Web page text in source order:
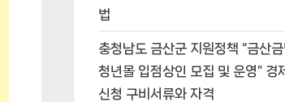
법
충청남도 금산군 지원정책 “금산
청년몰 입점상인 모집 및 운영” 경
신청 구비서류와 자격